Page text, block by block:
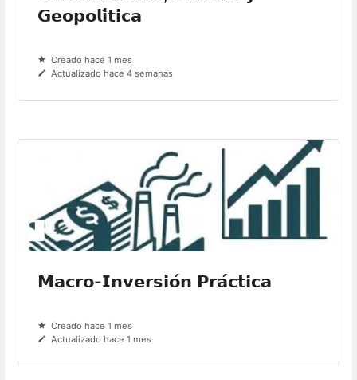
𝗚𝗲𝗼𝗽𝗼𝗹𝗶́𝘁𝗶𝗰𝗮
Creado hace 1 mes
Actualizado hace 4 semanas
𝗠𝗮𝗰𝗿𝗼-𝗜𝗻𝘃𝗲𝗿𝘀𝗶𝗼́𝗻 𝗣𝗿𝗮́𝗰𝘁𝗶𝗰𝗮
Creado hace 1 mes
Actualizado hace 1 mes